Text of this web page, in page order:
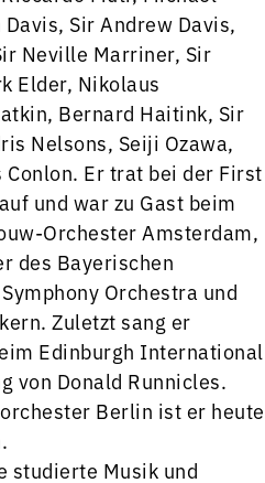
Sir Andrew Davis,
Neville Marriner, Sir
Elder, Nikolaus
Bernard Haitink, Sir
Nelsons, Seiji Ozawa,
Er trat bei der First
und war zu Gast beim
Orchester Amsterdam,
des Bayerischen
Orchestra und
Zuletzt sang er
Edinburgh International
von Donald Runnicles.
Berlin ist er heute
studierte Musik und